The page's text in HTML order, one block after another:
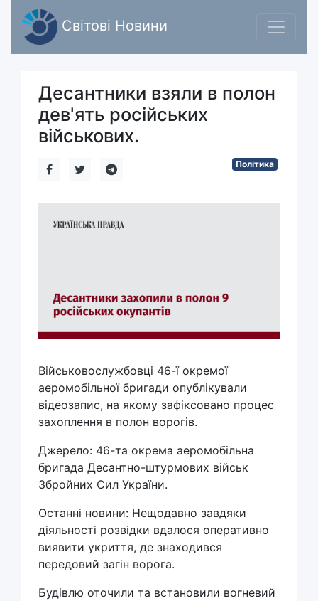
Світові Новини
Десантники взяли в полон
дев'ять російських
військових.
Політика
Військовослужбовці 46-ї окремої
аеромобільної бригади опублікували
відеозапис, на якому зафіксовано процес
захоплення в полон ворогів.
Джерело: 46-та окрема аеромобільна
бригада Десантно-штурмових військ
Збройних Сил України.
Останні новини: Нещодавно завдяки
діяльності розвідки вдалося оперативно
виявити укриття, де знаходився
передовий загін ворога.
Будівлю оточили та встановили вогневий